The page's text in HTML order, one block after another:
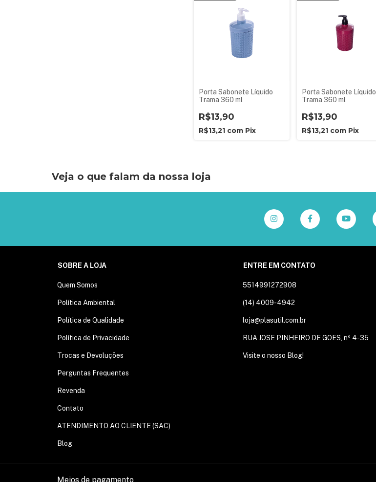
Porta Sabonete Líquido
Trama 360 ml
R$13,90
R$13,21 com Pix
Porta Sabonete Líquido
Trama 360 ml
R$13,90
R$13,21 com Pix
Veja o que falam da nossa loja
SOBRE A LOJA
Quem Somos
Política Ambiental
Política de Qualidade
Política de Privacidade
Trocas e Devoluções
Perguntas Frequentes
Revenda
Contato
ATENDIMENTO AO CLIENTE (SAC)
Blog
ENTRE EM CONTATO
5514991272908
(14) 4009-4942
loja@plasutil.com.br
RUA JOSE PINHEIRO DE GOES, nº 4-35
Visite o nosso Blog!
Meios de pagamento